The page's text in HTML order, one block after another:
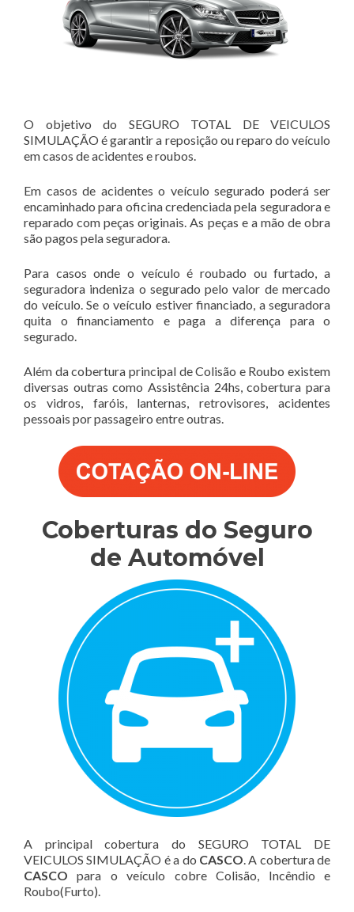
O objetivo do SEGURO TOTAL DE VEICULOS
SIMULAÇÃO é garantir a reposição ou reparo do veículo
em casos de acidentes e roubos.
Em casos de acidentes o veículo segurado poderá ser
encaminhado para oficina credenciada pela seguradora e
reparado com peças originais. As peças e a mão de obra
são pagos pela seguradora.
Para casos onde o veículo é roubado ou furtado, a
seguradora indeniza o segurado pelo valor de mercado
do veículo. Se o veículo estiver financiado, a seguradora
quita o financiamento e paga a diferença para o
segurado.
Além da cobertura principal de Colisão e Roubo existem
diversas outras como Assistência 24hs, cobertura para
os vidros, faróis, lanternas, retrovisores, acidentes
pessoais por passageiro entre outras.
Coberturas do Seguro
de Automóvel
A principal cobertura do SEGURO TOTAL DE
VEICULOS SIMULAÇÃO é a do CASCO . A cobertura de
CASCO para o veículo cobre Colisão, Incêndio e
Roubo(Furto).